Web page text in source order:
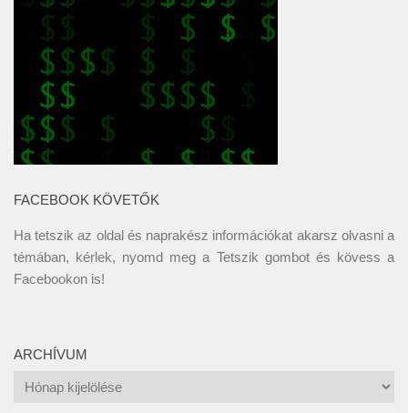
FACEBOOK KÖVETŐK
Ha tetszik az oldal és naprakész információkat akarsz olvasni a
témában, kérlek, nyomd meg a Tetszik gombot és kövess a
Facebookon is!
ARCHÍVUM
Archívum